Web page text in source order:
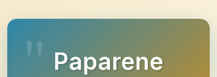
Paparene